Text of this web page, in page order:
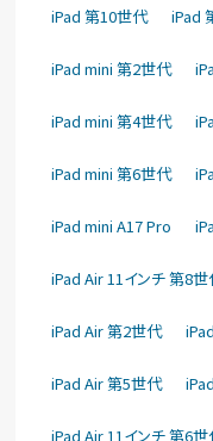
iPad 第10世代 iPad
iPad mini 第2世代
iPad mini 第4世代
iPad mini 第6世代
iPad mini A17 Pro
iPad Air 11インチ 第8
iPad Air 第2世代
iPad Air 第5世代
iPad Air 11インチ 第6